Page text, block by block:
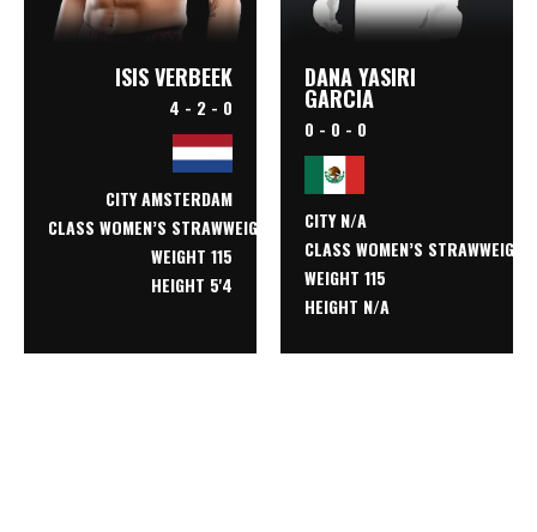
ISIS VERBEEK
4 - 2 - 0
CITY AMSTERDAM
CLASS WOMEN’S STRAWWEIGHT
WEIGHT 115
HEIGHT 5'4
DANA YASIRI
GARCIA
0 - 0 - 0
CITY N/A
CLASS WOMEN’S STRAWWEIGHT
WEIGHT 115
HEIGHT N/A